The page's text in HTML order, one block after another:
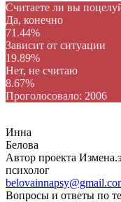
Считаете ли вы
Да, конечно
71.44%
Зависит от ситуации
19.89%
Нет, не считаю
8.67%
Проголосовало: 2006
Инна
Белова
Автор проекта
психолог
Вопросы и ответы по